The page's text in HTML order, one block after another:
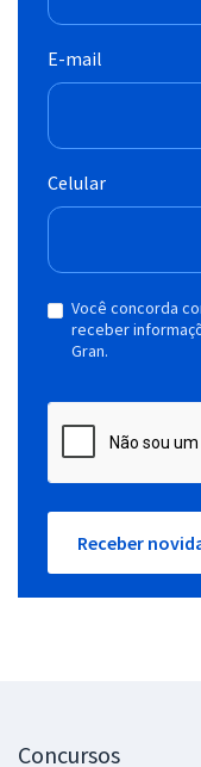
E-mail
Celular
Você concorda
receber
Gran.
Receber
Concursos